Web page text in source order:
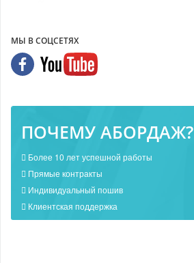
МЫ В СОЦСЕТЯХ
ПОЧЕМУ АБОРДАЖ?
Более 10 лет успешной работы
Прямые контракты
Индивидуальный пошив
Клиентская поддержка